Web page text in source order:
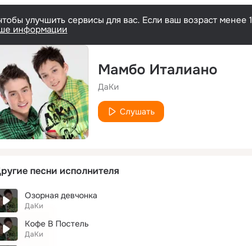
улучшить сервисы для вас. Если ваш возраст менее
информации
Мамбо Италиано
ДаКи
Слушать
песни исполнителя
Озорная девчонка
ДаКи
Кофе В Постель
ДаКи